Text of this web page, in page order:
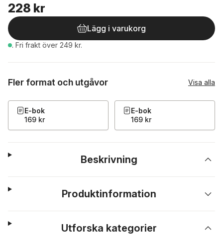
228 kr
Lägg i varukorg
. Fri frakt över 249 kr.
Fler format och utgåvor Visa alla
E-bok
169 kr
E-bok
169 kr
Beskrivning
Produktinformation
Utforska kategorier